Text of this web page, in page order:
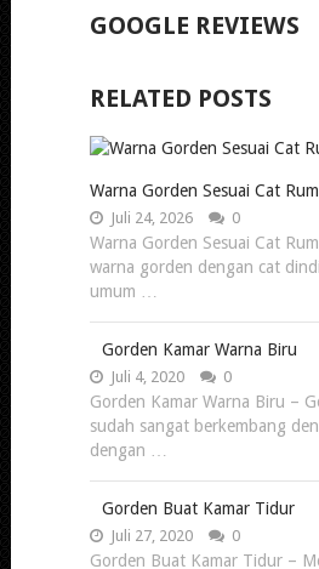
GOOGLE REVIEWS
RELATED POSTS
Warna Gorden Sesuai Cat
Juli 24, 2026 0
Warna Gorden Sesuai Cat
warna gorden dengan cat
umum …
Gorden Kamar Warna Biru
Juli 4, 2020 0
Gorden Kamar Warna Biru –
sudah sangat berkembang
dengan …
Gorden Buat Kamar Tidur
Juli 27, 2020 0
Gorden Buat Kamar Tidur –